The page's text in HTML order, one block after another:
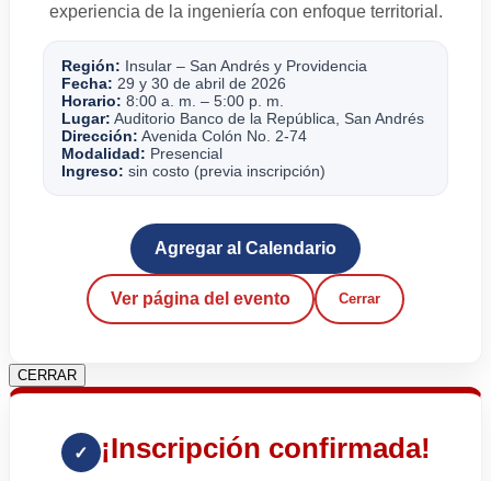
experiencia de la ingeniería con enfoque territorial.
Región: Insular – San Andrés y Providencia
Fecha: 29 y 30 de abril de 2026
Horario: 8:00 a. m. – 5:00 p. m.
Lugar: Auditorio Banco de la República, San Andrés
Dirección: Avenida Colón No. 2-74
Modalidad: Presencial
Ingreso: sin costo (previa inscripción)
Agregar al Calendario
Ver página del evento Cerrar
CERRAR
✓ ¡Inscripción confirmada!